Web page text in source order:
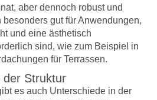
aber dennoch robust und
gut für Anwendungen,
und eine ästhetisch
sind, wie zum Beispiel in
für Terrassen.
der Struktur
es auch Unterschiede in der